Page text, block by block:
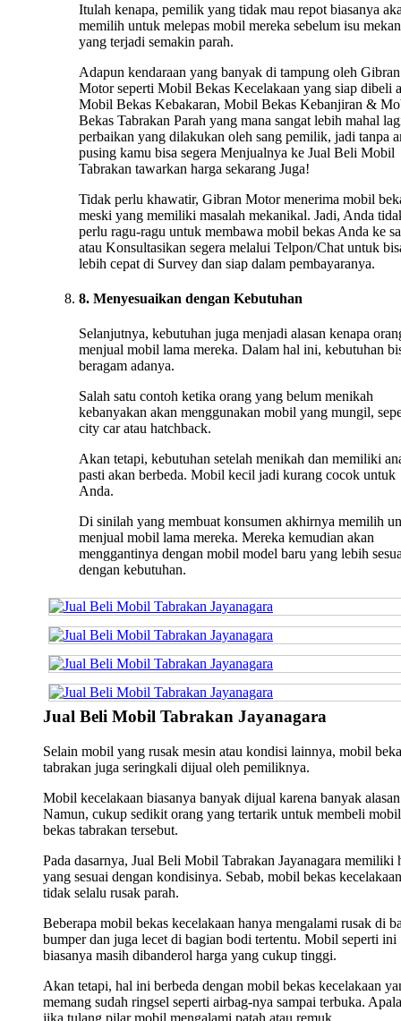
Itulah kenapa, pemilik yang tidak mau repot biasanya
memilih untuk melepas mobil mereka sebelum isu
yang terjadi semakin parah.
Adapun kendaraan yang banyak di tampung oleh Gibran
Motor seperti Mobil Bekas Kecelakaan yang siap dibeli
Mobil Bekas Kebakaran, Mobil Bekas Kebanjiran &
Bekas Tabrakan Parah yang mana sangat lebih mahal
perbaikan yang dilakukan oleh sang pemilik, jadi tanpa
pusing kamu bisa segera Menjualnya ke Jual Beli Mobil
Tabrakan tawarkan harga sekarang Juga!
Tidak perlu khawatir, Gibran Motor menerima mobil
meski yang memiliki masalah mekanikal. Jadi, Anda
perlu ragu-ragu untuk membawa mobil bekas Anda ke
atau Konsultasikan segera melalui Telpon/Chat untuk
lebih cepat di Survey dan siap dalam pembayaranya.
8. Menyesuaikan dengan Kebutuhan
Selanjutnya, kebutuhan juga menjadi alasan kenapa
menjual mobil lama mereka. Dalam hal ini, kebutuhan
beragam adanya.
Salah satu contoh ketika orang yang belum menikah
kebanyakan akan menggunakan mobil yang mungil,
city car atau hatchback.
Akan tetapi, kebutuhan setelah menikah dan memiliki
pasti akan berbeda. Mobil kecil jadi kurang cocok untuk
Anda.
Di sinilah yang membuat konsumen akhirnya memilih
menjual mobil lama mereka. Mereka kemudian akan
menggantinya dengan mobil model baru yang lebih
dengan kebutuhan.
Jual Beli Mobil Tabrakan Jayanagara
Selain mobil yang rusak mesin atau kondisi lainnya, mobil
tabrakan juga seringkali dijual oleh pemiliknya.
Mobil kecelakaan biasanya banyak dijual karena banyak
Namun, cukup sedikit orang yang tertarik untuk membeli mobil
bekas tabrakan tersebut.
Pada dasarnya, Jual Beli Mobil Tabrakan Jayanagara memiliki
yang sesuai dengan kondisinya. Sebab, mobil bekas kecelakaan
tidak selalu rusak parah.
Beberapa mobil bekas kecelakaan hanya mengalami rusak di
bumper dan juga lecet di bagian bodi tertentu. Mobil seperti ini
biasanya masih dibanderol harga yang cukup tinggi.
Akan tetapi, hal ini berbeda dengan mobil bekas kecelakaan
memang sudah ringsel seperti airbag-nya sampai terbuka.
jika tulang pilar mobil mengalami patah atau remuk.